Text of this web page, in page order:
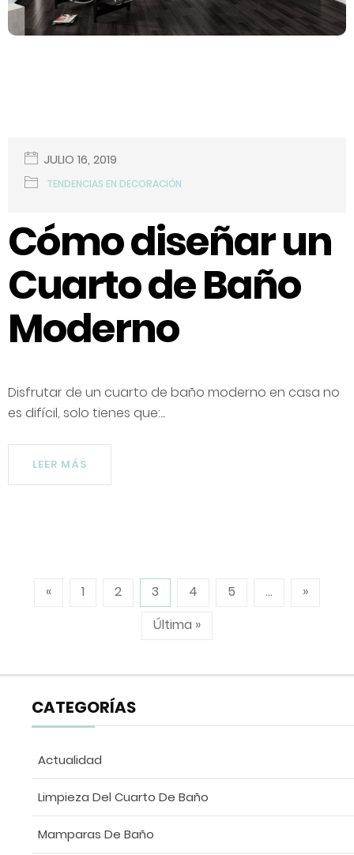
JULIO 16, 2019
TENDENCIAS EN DECORACIÓN
Cómo diseñar un
Cuarto de Baño
Moderno
Disfrutar de un cuarto de baño moderno en casa no
es difícil, solo tienes que:...
LEER MÁS
« 1 2 3 4 5 ...
»
Última »
CATEGORÍAS
Actualidad
Limpieza Del Cuarto De Baño
Mamparas De Baño